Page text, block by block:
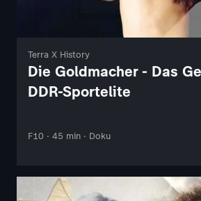
Terra X History
Die Goldmacher - Das
DDR-Sportelite
F10 · 45 min · Doku